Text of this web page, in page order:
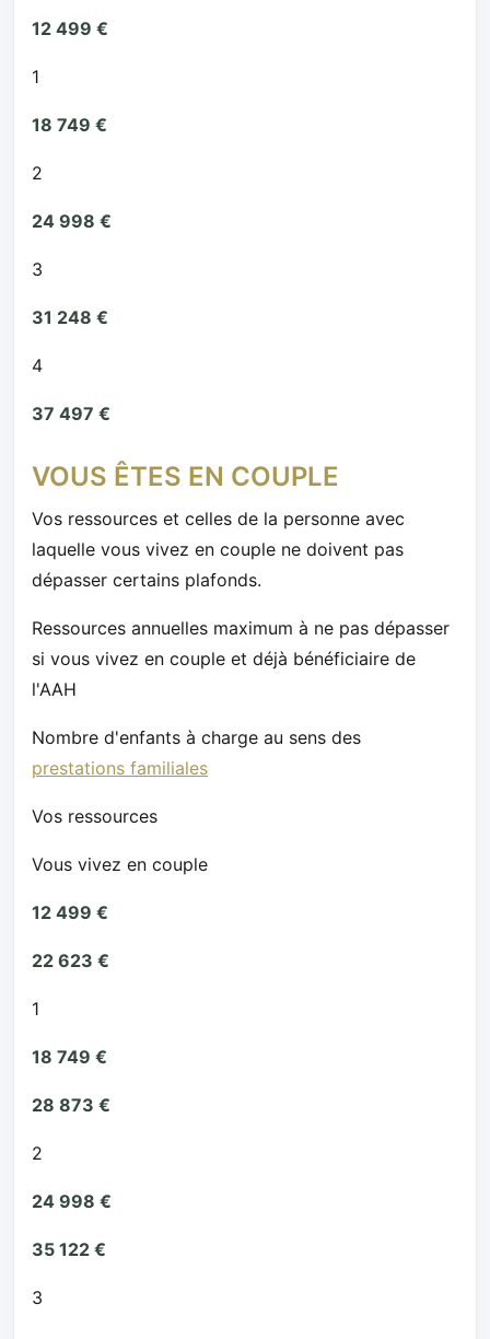
12 499 €
1
18 749 €
2
24 998 €
3
31 248 €
4
37 497 €
VOUS ÊTES EN COUPLE
Vos ressources et celles de la personne avec
laquelle vous vivez en couple ne doivent pas
dépasser certains plafonds.
Ressources annuelles maximum à ne pas dépasser
si vous vivez en couple et déjà bénéficiaire de
l'AAH
Nombre d'enfants à charge au sens des
prestations familiales
Vos ressources
Vous vivez en couple
12 499 €
22 623 €
1
18 749 €
28 873 €
2
24 998 €
35 122 €
3